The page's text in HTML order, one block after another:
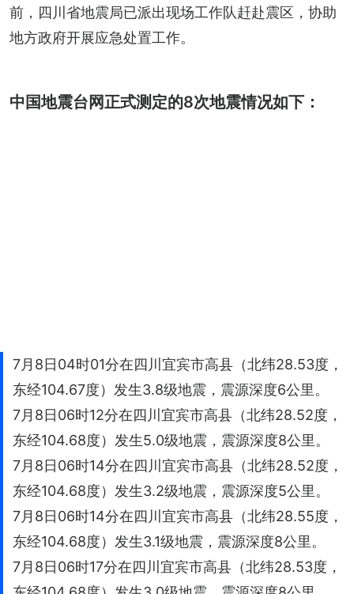
前，四川省地震局已派出现场工作队赶赴震区，协助
地方政府开展应急处置工作。
中国地震台网正式测定的8次地震情况如下：
7月8日04时01分在四川宜宾市高县（北纬28.53度，
东经104.67度）发生3.8级地震，震源深度6公里。
7月8日06时12分在四川宜宾市高县（北纬28.52度，
东经104.68度）发生5.0级地震，震源深度8公里。
7月8日06时14分在四川宜宾市高县（北纬28.52度，
东经104.68度）发生3.2级地震，震源深度5公里。
7月8日06时14分在四川宜宾市高县（北纬28.55度，
东经104.68度）发生3.1级地震，震源深度8公里。
7月8日06时17分在四川宜宾市高县（北纬28.53度，